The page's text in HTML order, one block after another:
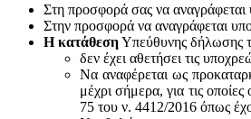
Στη προσφορά σας να αναγράφεται
Στην προσφορά να αναγράφεται
Η κατάθεσηΥπεύθυνης δήλωσης
δεν έχει αθετήσει τις
Να αναφέρεται ως
μέχρι σήμερα, για τις
75 του ν. 4412/2016 όπως